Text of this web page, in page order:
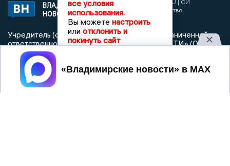
ВЛАДИМИРСКИЕ
НОВОСТИ
2017 © NEWSVLADIMIR.RU | СИ
«Информационное агентство
Владимирские новости»
Учредитель (соучредители): Общество с ограниченной
ответственностью «РЕГИОНАЛЬНЫЕ НОВОСТИ» (ОГРН
1107154017354)
Главный редактор: Мазов С. А.
Телефон редакции:
все условия
использования.
Вы можете настроить
или отклонить и
покинуть сайт
Принять